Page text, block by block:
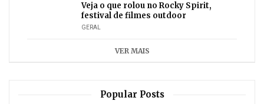
Veja o que rolou no Rocky Spirit,
festival de filmes outdoor
GERAL
VER MAIS
Popular Posts